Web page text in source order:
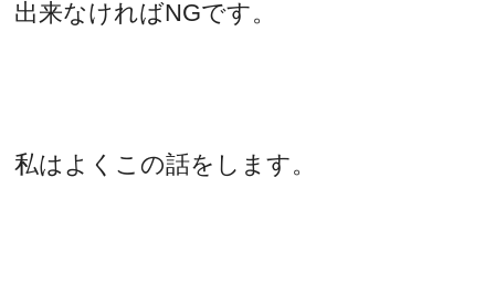
出来なければNGです。
私はよくこの話をします。